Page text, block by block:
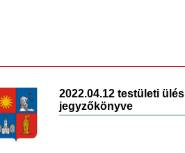
2022.04.12 testületi ülés
jegyzőkönyve